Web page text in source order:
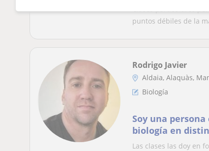
Clases particulares
puntos débiles de la
Rodrigo Javier
Aldaia, Alaquàs,
Biología
Soy una
biología en
el tercer año de
Las clases las doy en